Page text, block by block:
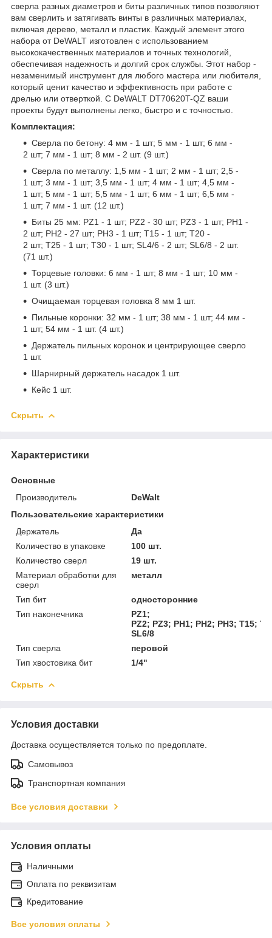
сверла разных диаметров и биты различных типов позволяют
вам сверлить и затягивать винты в различных материалах,
включая дерево, металл и пластик. Каждый элемент этого
набора от DeWALT изготовлен с использованием
высококачественных материалов и точных технологий,
обеспечивая надежность и долгий срок службы. Этот набор -
незаменимый инструмент для любого мастера или любителя,
который ценит качество и эффективность при работе с
дрелью или отверткой. С DeWALT DT70620T-QZ ваши
проекты будут выполнены легко, быстро и с точностью.
Комплектация:
Сверла по бетону: 4 мм - 1 шт; 5 мм - 1 шт; 6 мм -
2 шт; 7 мм - 1 шт; 8 мм - 2 шт. (9 шт.)
Сверла по металлу: 1,5 мм - 1 шт; 2 мм - 1 шт; 2,5 -
1 шт; 3 мм - 1 шт; 3,5 мм - 1 шт; 4 мм - 1 шт; 4,5 мм -
1 шт; 5 мм - 1 шт; 5,5 мм - 1 шт; 6 мм - 1 шт; 6,5 мм -
1 шт; 7 мм - 1 шт. (12 шт.)
Биты 25 мм: PZ1 - 1 шт; PZ2 - 30 шт; PZ3 - 1 шт; PH1 -
2 шт; PH2 - 27 шт; PH3 - 1 шт; T15 - 1 шт; T20 -
2 шт; T25 - 1 шт; T30 - 1 шт; SL4/6 - 2 шт; SL6/8 - 2 шт.
(71 шт.)
Торцевые головки: 6 мм - 1 шт; 8 мм - 1 шт; 10 мм -
1 шт. (3 шт.)
Очищаемая торцевая головка 8 мм 1 шт.
Пильные коронки: 32 мм - 1 шт; 38 мм - 1 шт; 44 мм -
1 шт; 54 мм - 1 шт. (4 шт.)
Держатель пильных коронок и центрирующее сверло
1 шт.
Шарнирный держатель насадок 1 шт.
Кейс 1 шт.
Скрыть
Характеристики
Основные
Производитель
DeWalt
Пользовательские характеристики
Держатель
Да
Количество в упаковке
100 шт.
Количество сверл
19 шт.
Материал обработки для
сверл
металл
Тип бит
односторонние
Тип наконечника
PZ1;
PZ2; PZ3; PH1; PH2; PH3; T15;
SL6/8
Тип сверла
перовой
Тип хвостовика бит
1/4"
Скрыть
Условия доставки
Доставка осуществляется только по предоплате.
Самовывоз
Транспортная компания
Все условия доставки
Условия оплаты
Наличными
Оплата по реквизитам
Кредитование
Все условия оплаты